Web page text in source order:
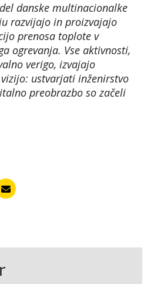
danske multinacionalke
razvijajo in proizvajajo
prenosa toplote v
ogrevanja. Vse aktivnosti,
verigo, izvajajo
ustvarjati inženirstvo
preobrazbo so začeli